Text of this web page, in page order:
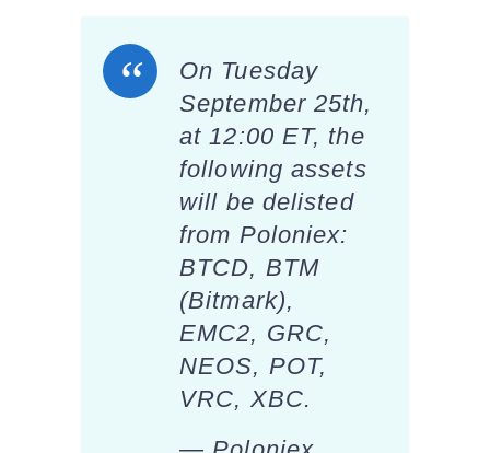
On Tuesday
September 25th,
at 12:00 ET, the
following assets
will be delisted
from Poloniex:
BTCD, BTM
(Bitmark),
EMC2, GRC,
NEOS, POT,
VRC, XBC.